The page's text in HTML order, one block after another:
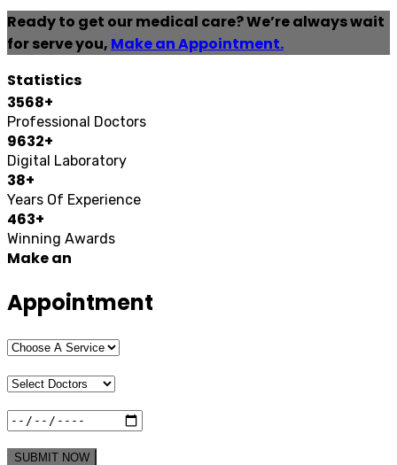
Ready to get our medical care?We’re always wait
for serve you, Make an Appointment.
Statistics
3568+
Professional Doctors
9632+
Digital Laboratory
38+
Years Of Experience
463+
Winning Awards
Make an
Appointment
SUBMIT NOW